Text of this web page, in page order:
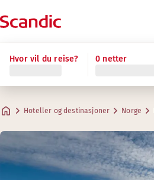
Hvor vil du reise? 0 netter
Hoteller og destinasjoner Norge